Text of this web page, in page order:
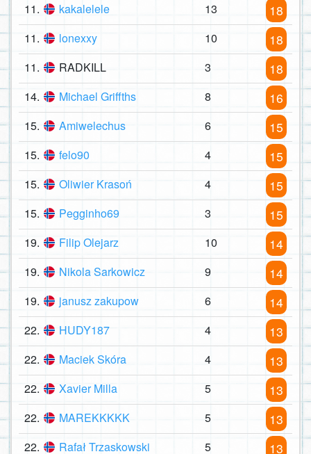
11. kakalelele 13 18
11. lonexxy 10 18
11. RADKILL 3 18
14. Michael Griffths 8 16
15. Amiwelechus 6 15
15. felo90 4 15
15. Oliwier Krasoń 4 15
15. Pegginho69 3 15
19. Filip Olejarz 10 14
19. Nikola Sarkowicz 9 14
19. janusz zakupow 6 14
22. HUDY187 4 13
22. Maciek Skóra 4 13
22. Xavier Milla 5 13
22. MAREKKKKK 5 13
22. Rafał Trzaskowski 5 13